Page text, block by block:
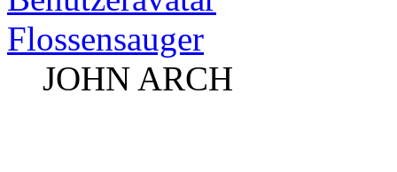
Flossensauger
JOHN ARCH